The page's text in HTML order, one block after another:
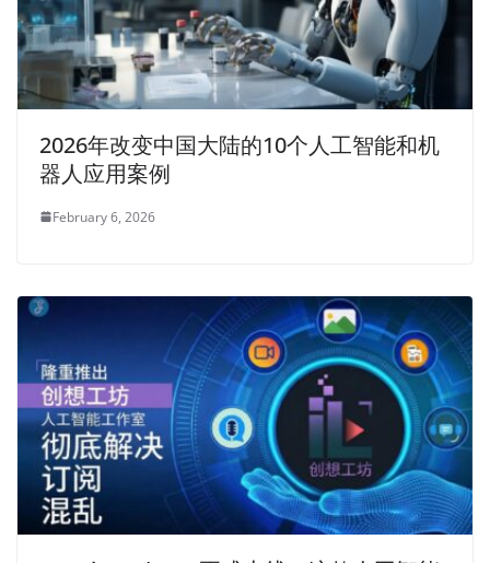
2026年改变中国大陆的10个人工智能和机
器人应用案例
February 6, 2026